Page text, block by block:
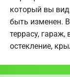
который вы
быть изменен.
террасу, гараж,
остекление,